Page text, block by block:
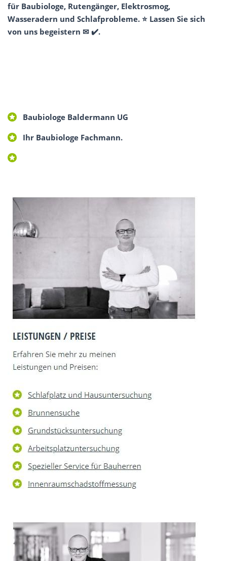
für Baubiologe, Rutengänger, Elektrosmog,
Wasseradern und Schlafprobleme. ⭐ Lassen Sie sich
von uns begeistern ✉ ✔️.
Baubiologe Baldermann UG
Ihr Baubiologe Fachmann.